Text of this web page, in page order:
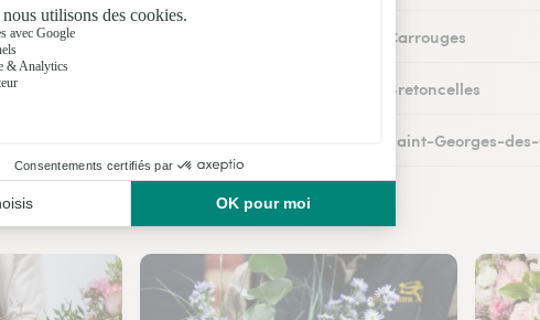
Fleuristes à Carrouges
Fleuristes à Bretoncelles
Fleuristes à Saint-Georges-
Nos fleuristes à Marcei